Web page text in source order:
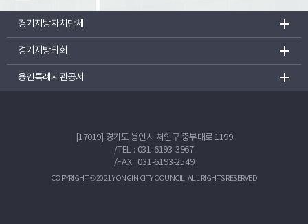
경기지방자치단체
경기지방의회
용인특례시관공서
[17019] 경기도 용인시 처인구 중부대로 1199
/TEL : 031-6193-3967
/FAX : 031-6193-2549
COPYRIGHT © 2021 YONGIN CITY COUNCIL. ALL RIGHTS RESERVED